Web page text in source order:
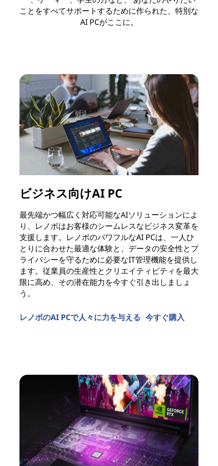
ことをすべてサポートするために作られた、特別な
AI PCがここに。
ビジネス向けAI PC
最先端かつ幅広く対応可能なAIソリューションによ
り、レノボはお客様のシームレスなビジネス変革を
支援します。レノボのパワフルなAI PCは、一人ひ
とりに合わせた最適な体験と、データの安全性とプ
ライバシーを守るために必要なIT管理機能を提供し
ます。従業員の生産性とクリエイティビティを最大
限に高め、その潜在能力を今すぐ引き出しましょ
う。
レノボのAI PCで人々に力を与える 今すぐ購入